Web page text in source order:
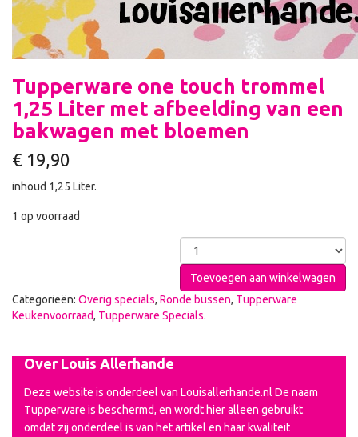
Tupperware one touch trommel
1,25 Liter met afbeelding van een
bakwagen met bloemen
€ 19,90
inhoud 1,25 Liter.
1 op voorraad
Toevoegen aan winkelwagen
Categorieën: Overig specials, Ronde bussen, Tupperware
Keukenvoorraad, Tupperware Specials.
Over Louis Allerhande
Deze website is onderdeel van Louisallerhande.nl De naam
Tupperware is beschermd, en wordt hier alleen gebruikt
omdat zij onderdeel is van het artikel en haar kwaliteit